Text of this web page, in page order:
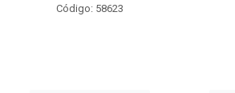
Código: 58623